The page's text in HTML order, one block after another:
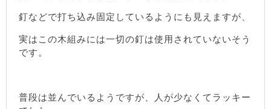
釘などで打ち込み固定しているようにも見えますが、
実はこの木組みには一切の釘は使用されていないそう
です。
普段は並んでいるようですが、人が少なくてラッキー